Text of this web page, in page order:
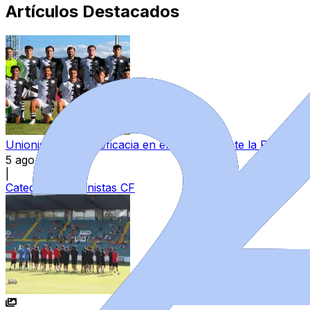
Artículos Destacados
Unionistas tira de eficacia en el amistoso ante la
5 ago 2026
Categoría:
Unionistas CF